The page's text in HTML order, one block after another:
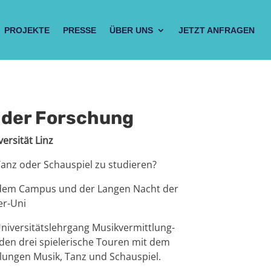
PROJEKTE PRESSE ÜBER UNS JETZT ANFRAGEN
Forschung
Linz
oder Schauspiel zu studieren?
Campus und der Langen Nacht der
Uni
Musikvermittlung-
drei spielerische Touren mit dem
Musik, Tanz und Schauspiel.